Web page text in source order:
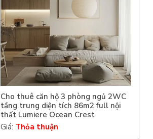
Cho thuê căn hộ 3 phòng ngủ 2WC
tầng trung diện tích 86m2 full nội
thất Lumiere Ocean Crest
Giá: Thỏa thuận